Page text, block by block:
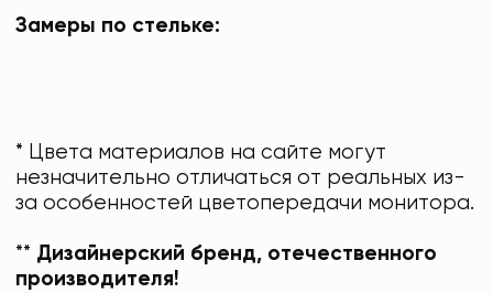
Замеры по стельке:
* Цвета материалов на сайте могут
незначительно отличаться от реальных из-
за особенностей цветопередачи монитора.
** Дизайнерский бренд, отечественного
производителя!